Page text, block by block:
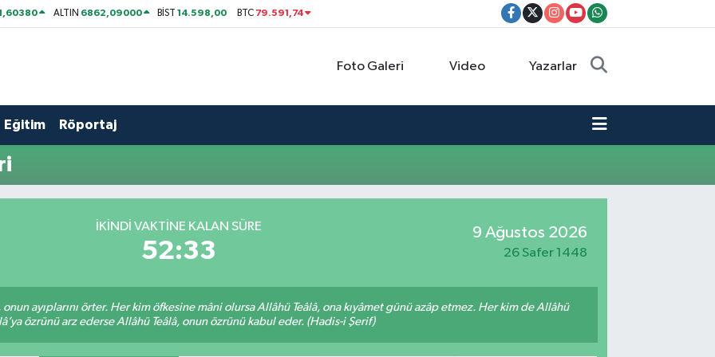
ALTIN 6862,09000 BİST14.598,00 BTC 79.591,74
Foto Galeri Video Yazarlar
Eğitim Röportaj
İKINDI VAKTİNE KALAN SÜRE
52:33
9 Ağustos 2026
26 Safer 1448
ayıplarını örter. Her kim öfkesine mâni olursa Allâhü Teâlâ, ona kıyâmet günü azâp etmez. Her kim de Allâhü
özrünü arz ederse Allâhü Teâlâ, onun özrünü kabul eder. (Hadis-i Şerif)